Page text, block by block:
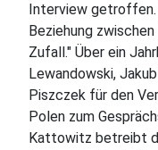
Interview getroffen.
Beziehung
Zufall." Über ein
Lewandowski,
Piszczek für den
Polen zum
Kattowitz betreibt